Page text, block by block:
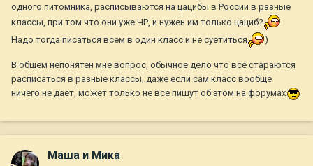
одного питомника, расписываются на цацибы в России в разные
классы, при том что они уже ЧР, и нужен им только цациб?
Надо тогда писаться всем в один класс и не суетиться
)
В общем непонятен мне вопрос, обычное дело что все стараются
расписаться в разные классы, даже если сам класс вообще
ничего не дает, может только не все пишут об этом на форумах
Маша и Мика